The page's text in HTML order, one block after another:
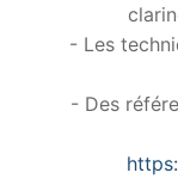
- Les
- Des